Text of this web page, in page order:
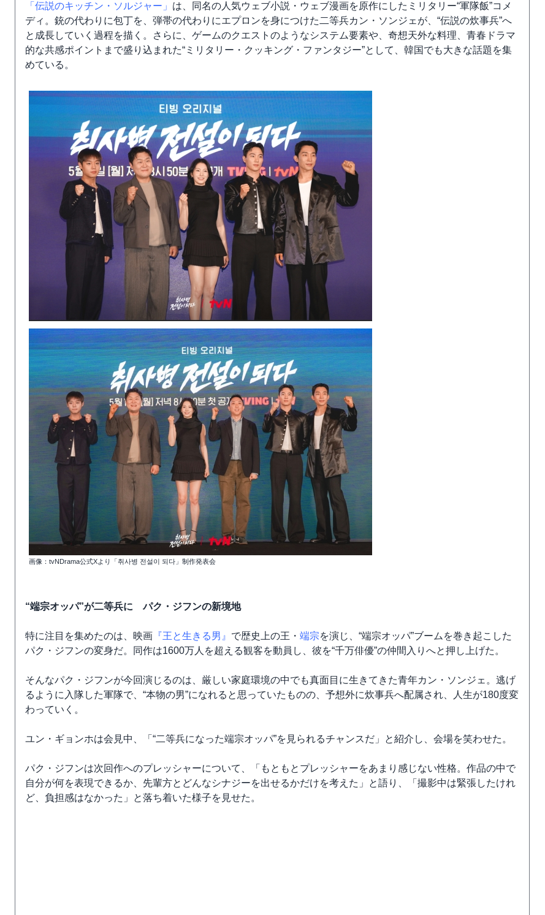
「伝説のキッチン・ソルジャー」 は、同名の人気ウェブ小説・ウェブ漫画を原作にしたミリタリー“軍隊飯”コメ
ディ。銃の代わりに包丁を、弾帯の代わりにエプロンを身につけた二等兵カン・ソンジェが、“伝説の炊事兵”へ
と成長していく過程を描く。さらに、ゲームのクエストのようなシステム要素や、奇想天外な料理、青春ドラマ
的な共感ポイントまで盛り込まれた“ミリタリー・クッキング・ファンタジー”として、韓国でも大きな話題を集
めている。
画像：tvNDrama公式Xより「취사병 전설이 되다」制作発表会
“端宗オッパ”が二等兵に パク・ジフンの新境地
特に注目を集めたのは、映画 『王と生きる男』 で歴史上の王・ 端宗を演じ、“端宗オッパ”ブームを巻き起こした
パク・ジフンの変身だ。同作は1600万人を超える観客を動員し、彼を“千万俳優”の仲間入りへと押し上げた。
そんなパク・ジフンが今回演じるのは、厳しい家庭環境の中でも真面目に生きてきた青年カン・ソンジェ。逃げ
るように入隊した軍隊で、“本物の男”になれると思っていたものの、予想外に炊事兵へ配属され、人生が180度変
わっていく。
ユン・ギョンホは会見中、「“二等兵になった端宗オッパ”を見られるチャンスだ」と紹介し、会場を笑わせた。
パク・ジフンは次回作へのプレッシャーについて、「もともとプレッシャーをあまり感じない性格。作品の中で
自分が何を表現できるか、先輩方とどんなシナジーを出せるかだけを考えた」と語り、「撮影中は緊張したけれ
ど、負担感はなかった」と落ち着いた様子を見せた。